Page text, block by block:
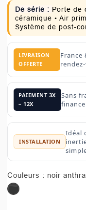
De série : Porte de
céramique • Air
Système de post-
LIVRAISON
OFFERTE
France
PAIEMENT 3X
– 12X
Sans
INSTALLATION
Idéal
Couleurs : noir
noir